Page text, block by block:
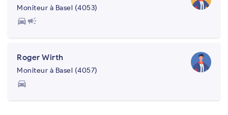
Moniteur à Basel (4053)
directions_carcampaign
Roger Wirth
Moniteur à Basel (4057)
directions_car